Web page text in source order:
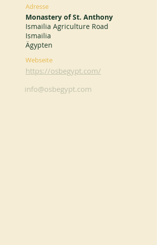
Adresse
Monastery of St. Anthony
Ismailia Agriculture Road
Ismailia
Ägypten
Webseite
https://osbegypt.com/
info@osbegypt.com